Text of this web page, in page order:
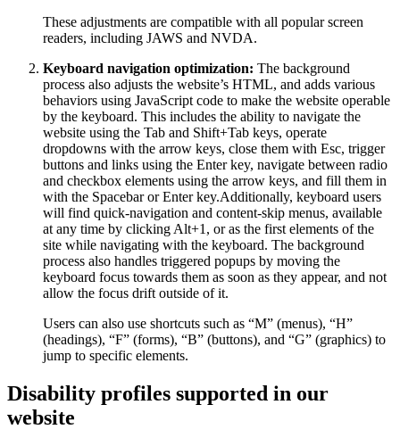
These adjustments are compatible with all popular screen
readers, including JAWS and NVDA.
Keyboard navigation optimization: The background
process also adjusts the website’s HTML, and adds various
behaviors using JavaScript code to make the website operable
by the keyboard. This includes the ability to navigate the
website using the Tab and Shift+Tab keys, operate
dropdowns with the arrow keys, close them with Esc, trigger
buttons and links using the Enter key, navigate between radio
and checkbox elements using the arrow keys, and fill them in
with the Spacebar or Enter key.Additionally, keyboard users
will find quick-navigation and content-skip menus, available
at any time by clicking Alt+1, or as the first elements of the
site while navigating with the keyboard. The background
process also handles triggered popups by moving the
keyboard focus towards them as soon as they appear, and not
allow the focus drift outside of it.
Users can also use shortcuts such as “M” (menus), “H”
(headings), “F” (forms), “B” (buttons), and “G” (graphics) to
jump to specific elements.
Disability profiles supported in our
website